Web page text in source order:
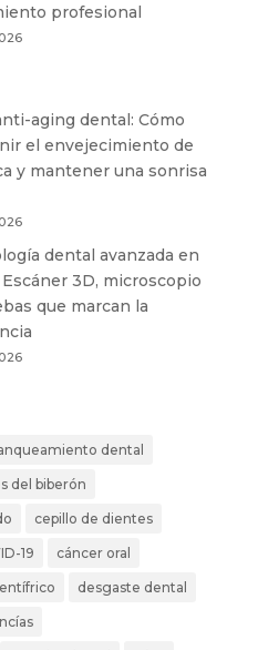
profesional
aging dental: Cómo
el envejecimiento de
y mantener una sonrisa
dental avanzada en
3D, microscopio
que marcan la
dental
del biberón
cepillo de dientes
19 cáncer oral
desgaste dental